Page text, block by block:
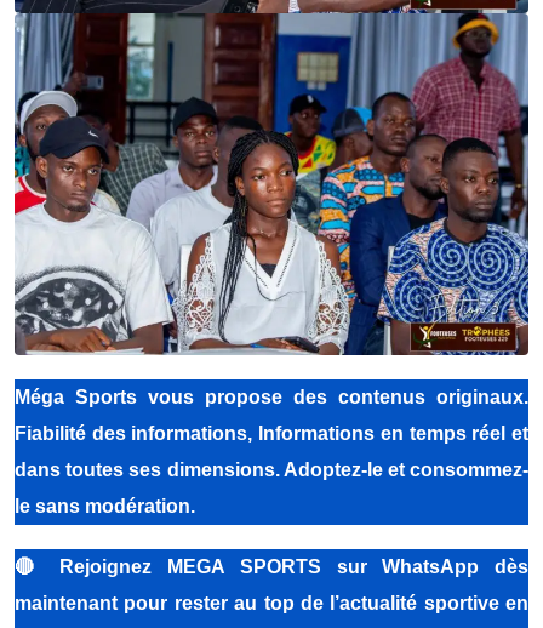
Méga Sports vous propose des contenus originaux.
Fiabilité des informations, Informations en temps réel et
dans toutes ses dimensions. Adoptez-le et consommez-
le sans modération.
🔴
Rejoignez MEGA SPORTS sur WhatsApp dès
maintenant pour rester au top de l’actualité sportive en